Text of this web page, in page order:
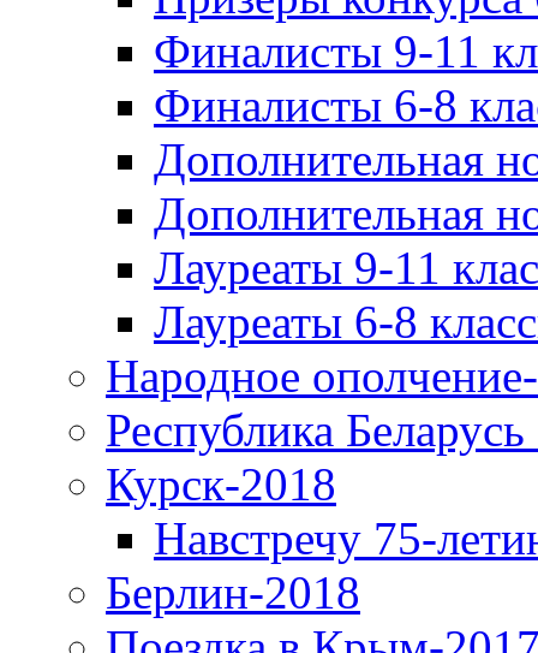
Финалисты 9-11
Финалисты 6-8
Дополнительная
Дополнительная
Лауреаты 9-11
Лауреаты 6-8
Народное
Республика
Курск-2018
Навстречу 75-
Берлин-2018